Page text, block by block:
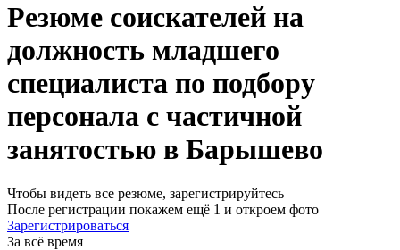
Резюме соискателей на
должность младшего
специалиста по подбору
персонала с частичной
занятостью в Барышево
Чтобы видеть все резюме, зарегистрируйтесь
После регистрации покажем ещё 1 и откроем фото
Зарегистрироваться
За всё время